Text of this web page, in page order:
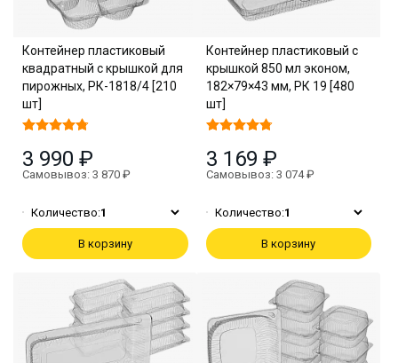
Контейнер пластиковый
квадратный с крышкой для
пирожных, РК-1818/4 [210
шт]
3 990 ₽
Самовывоз: 3 870 ₽
Количество:1
В корзину
Контейнер пластиковый с
крышкой 850 мл эконом,
182×79×43 мм, РК 19 [480
шт]
3 169 ₽
Самовывоз: 3 074 ₽
Количество:1
В корзину